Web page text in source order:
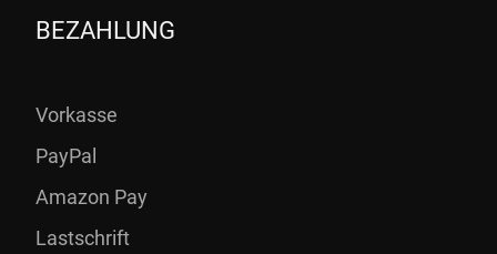
BEZAHLUNG
Vorkasse
PayPal
Amazon Pay
Lastschrift